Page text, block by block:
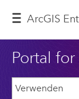
ArcGIS
Portal